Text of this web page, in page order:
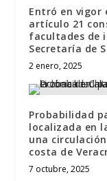
Entró en vigor
artículo 21
facultades de
Secretaría de
2 enero, 2025
Probabilidad
localizada en
una
costa de
7 octubre, 2025